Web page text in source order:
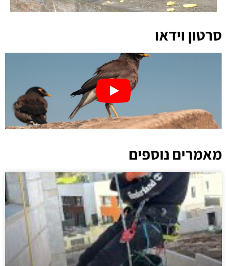
סרטון וידאו
מאמרים נוספים